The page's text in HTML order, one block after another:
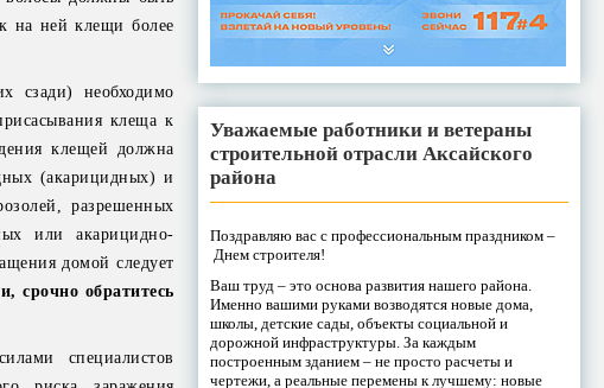
на ней клещи более
сзади) необходимо
клеща к
клещей должна
(акарицидных) и
разрешенных
или акарицидно-
домой следует
срочно обратитесь
специалистов
Уважаемые работники и ветераны
строительной отрасли Аксайского
района
Поздравляю вас с профессиональным праздником –
Днем строителя!
Ваш труд – это основа развития нашего района.
Именно вашими руками возводятся новые дома,
школы, детские сады, объекты социальной и
дорожной инфраструктуры. За каждым
построенным зданием – не просто расчеты и
чертежи, а реальные перемены к лучшему: новые